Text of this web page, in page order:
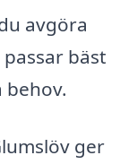
avgöra
bäst
ger